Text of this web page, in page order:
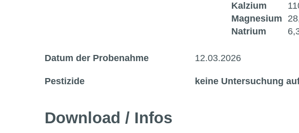
Kalzium
Magnesium
Natrium
Datum der Probenahme 12.03.2026
Pestizide keine Untersuchung
Download / Infos